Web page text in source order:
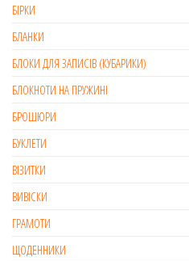
БІРКИ
БЛАНКИ
БЛОКИ ДЛЯ ЗАПИСІВ (КУБАРИКИ)
БЛОКНОТИ НА ПРУЖИНІ
БРОШЮРИ
БУКЛЕТИ
ВІЗИТКИ
ВИВІСКИ
ГРАМОТИ
ЩОДЕННИКИ